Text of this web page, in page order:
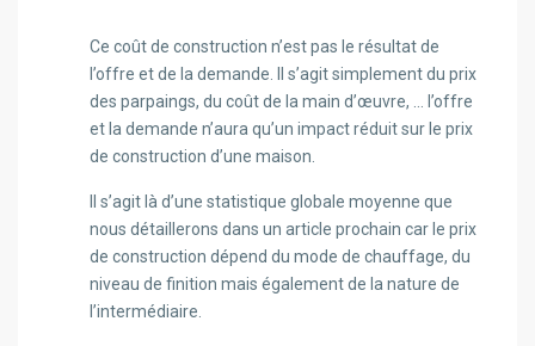
Ce coût de construction n’est pas le résultat de
l’offre et de la demande. Il s’agit simplement du prix
des parpaings, du coût de la main d’œuvre, … l’offre
et la demande n’aura qu’un impact réduit sur le prix
de construction d’une maison.
Il s’agit là d’une statistique globale moyenne que
nous détaillerons dans un article prochain car le prix
de construction dépend du mode de chauffage, du
niveau de finition mais également de la nature de
l’intermédiaire.